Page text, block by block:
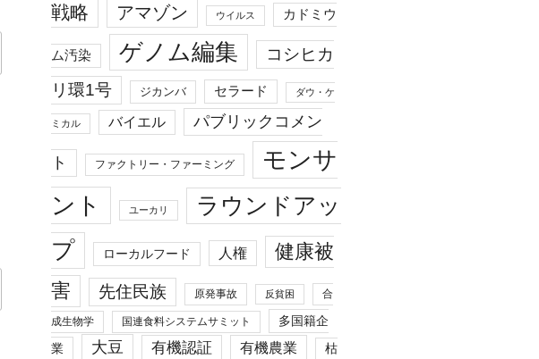
戦略
アマゾン ウイルス カドミウ
ム汚染 ゲノム編集
コシヒカ
リ環1号
ジカンバ セラード ダウ・ケ
ミカル バイエル パブリックコメン
ト ファクトリー・ファーミング
モンサ
ント
ユーカリ
ラウンドアッ
プ
ローカルフード 人権
健康被
害
先住民族 原発事故 反貧困 合
成生物学 国連食料システムサミット
多国籍企
業
大豆 有機認証 有機農業 枯